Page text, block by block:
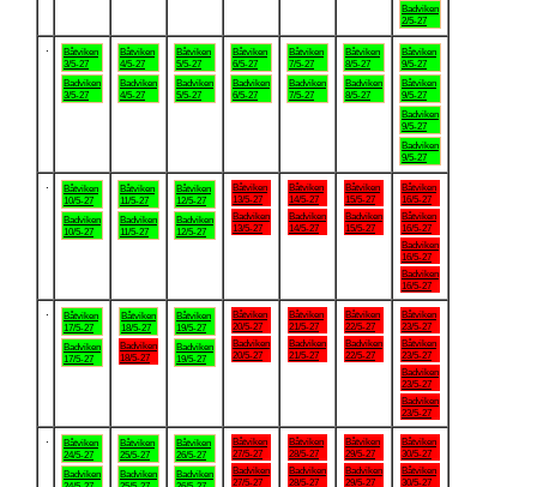
Badviken
2/5-27
Båtviken
3/5-27
Badviken
3/5-27
Båtviken
4/5-27
Badviken
4/5-27
Båtviken
5/5-27
Badviken
5/5-27
Båtviken
6/5-27
Badviken
6/5-27
Båtviken
7/5-27
Badviken
7/5-27
Båtviken
8/5-27
Badviken
8/5-27
Båtviken
9/5-27
Båtviken
9/5-27
Badviken
9/5-27
Badviken
9/5-27
Båtviken
10/5-27
Badviken
10/5-27
Båtviken
11/5-27
Badviken
11/5-27
Båtviken
12/5-27
Badviken
12/5-27
Båtviken
13/5-27
Badviken
13/5-27
Båtviken
14/5-27
Badviken
14/5-27
Båtviken
15/5-27
Badviken
15/5-27
Båtviken
16/5-27
Båtviken
16/5-27
Badviken
16/5-27
Badviken
16/5-27
Båtviken
17/5-27
Badviken
17/5-27
Båtviken
18/5-27
Badviken
18/5-27
Båtviken
19/5-27
Badviken
19/5-27
Båtviken
20/5-27
Badviken
20/5-27
Båtviken
21/5-27
Badviken
21/5-27
Båtviken
22/5-27
Badviken
22/5-27
Båtviken
23/5-27
Båtviken
23/5-27
Badviken
23/5-27
Badviken
23/5-27
Båtviken
24/5-27
Badviken
Båtviken
25/5-27
Badviken
Båtviken
26/5-27
Badviken
Båtviken
27/5-27
Badviken
27/5-27
Båtviken
28/5-27
Badviken
28/5-27
Båtviken
29/5-27
Badviken
29/5-27
Båtviken
30/5-27
Båtviken
30/5-27